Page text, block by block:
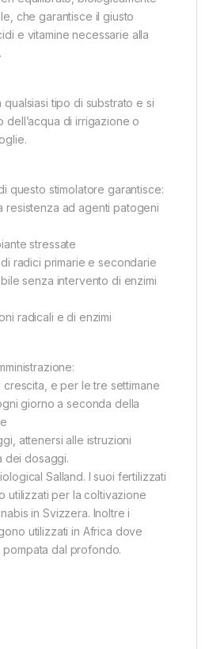
che garantisce il giusto
e vitamine necessarie alla
tipo di substrato e si
dell’acqua di irrigazione o
questo stimolatore garantisce:
resistenza ad agenti patogeni
stressate
radici primarie e secondarie
senza intervento di enzimi
radicali e di enzimi
crescita, e per le tre settimane
giorno a seconda della
attenersi alle istruzioni
dei dosaggi.
Salland. I suoi fertilizzati
utilizzati per la coltivazione
in Svizzera. Inoltre i
utilizzati in Africa dove
dal profondo.